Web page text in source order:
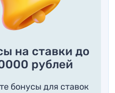
на ставки до
рублей
бонусы для ставок